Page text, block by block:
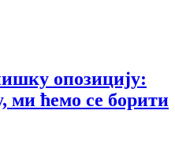
опозицију:
ми ћемо се борити